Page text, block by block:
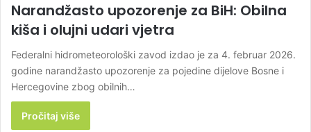
Narandžasto upozorenje za BiH: Obilna
kiša i olujni udari vjetra
Federalni hidrometeorološki zavod izdao je za 4. februar 2026.
godine narandžasto upozorenje za pojedine dijelove Bosne i
Hercegovine zbog obilnih…
Pročitaj više